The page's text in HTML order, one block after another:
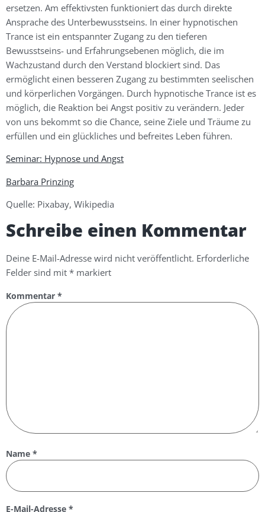
ersetzen. Am effektivsten funktioniert das durch direkte
Ansprache des Unterbewusstseins. In einer hypnotischen
Trance ist ein entspannter Zugang zu den tieferen
Bewusstseins- und Erfahrungsebenen möglich, die im
Wachzustand durch den Verstand blockiert sind. Das
ermöglicht einen besseren Zugang zu bestimmten seelischen
und körperlichen Vorgängen. Durch hypnotische Trance ist es
möglich, die Reaktion bei Angst positiv zu verändern. Jeder
von uns bekommt so die Chance, seine Ziele und Träume zu
erfüllen und ein glückliches und befreites Leben führen.
Seminar: Hypnose und Angst
Barbara Prinzing
Quelle: Pixabay, Wikipedia
Schreibe einen Kommentar
Deine E-Mail-Adresse wird nicht veröffentlicht. Erforderliche
Felder sind mit * markiert
Kommentar *
Name *
E-Mail-Adresse *